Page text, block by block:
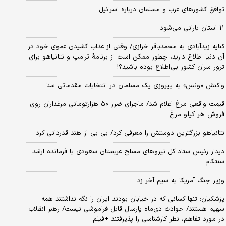
توافق کشورهای عرب و مسلمان درباره اسرائیل
۱۱ استان بارانی می‌شود
کنایه زیدآبادی به محمدباقر خرازی/ وقتی از عذاب کشیدن عموی خود در
آن دنیا اطلاع دارید، چطور ممکن است از برنامهٔ ترامپ و نتانیاهو برای
ترور سران کشور بی‌اطلاع بوده باشید؟!
واکنش «ونس» به پیروزی یک مسلمان در انتخابات مقدماتی سنا
قیمت واقعی مرغ اعلام شد/ ماجرای ضرر ۵۰ هزارتومانی مرغداران روی
فروش هر کیلو مرغ
نتانیاهو بزرگترین دوستش را معرفی کرد/ بی بی از هند قدردانی کرد
دیدار رئیس ستاد کل نیروهای مسلح عربستان سعودی با فرمانده ارشد
سنتکام
وزیر جنگ آمریکا به سیم آخر زد
پزشکیان: تنها کسانی که در خیابان بودند ایران را نگه نداشتند همه
سهیم هستند/ حوادث دی‌ماه پارسال قابل فراموشی نیست/ رهبر انقلاب
در مورد تفاهم، نظر کارشناسی را پذیرفتند +فیلم